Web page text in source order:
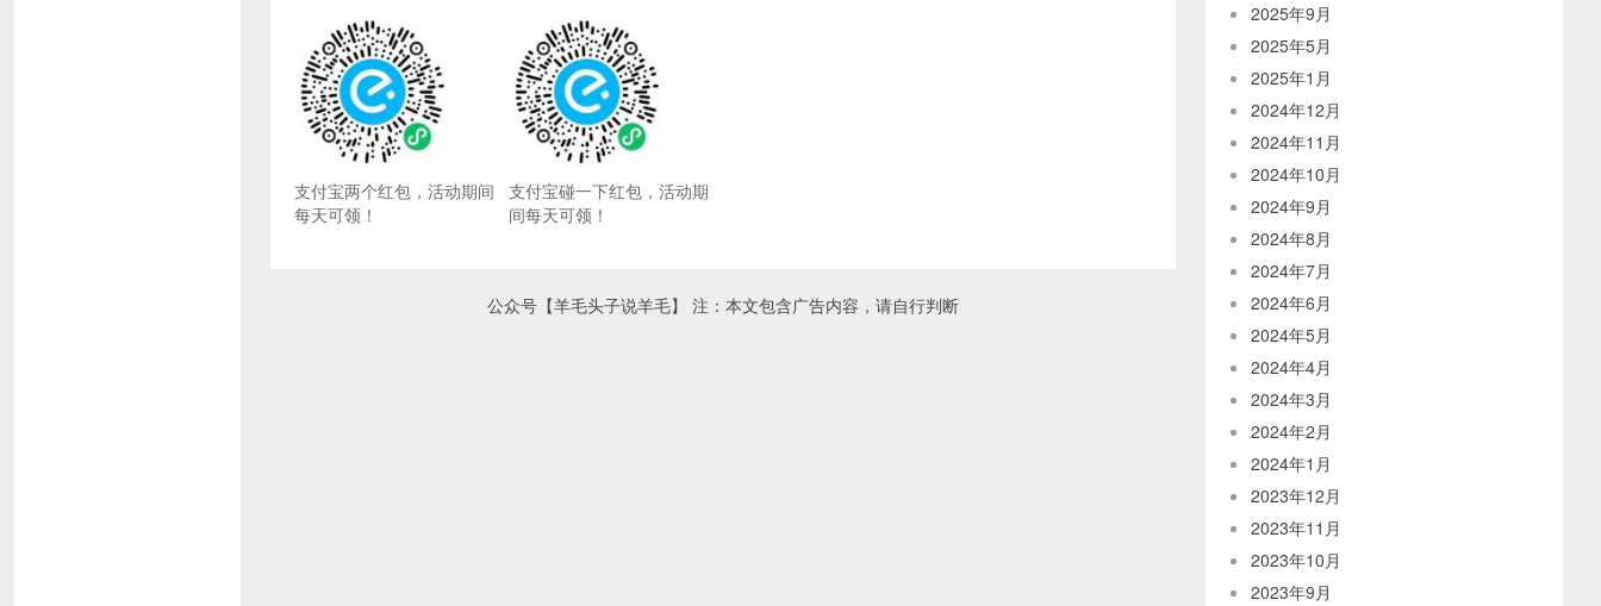
支付宝两个红包，活动期间
每天可领！
支付宝碰一下红包，活动期
间每天可领！
公众号【羊毛头子说羊毛】 注：本文包含广告内容，请自行判断
2025年9月
2025年5月
2025年1月
2024年12月
2024年11月
2024年10月
2024年9月
2024年8月
2024年7月
2024年6月
2024年5月
2024年4月
2024年3月
2024年2月
2024年1月
2023年12月
2023年11月
2023年10月
2023年9月